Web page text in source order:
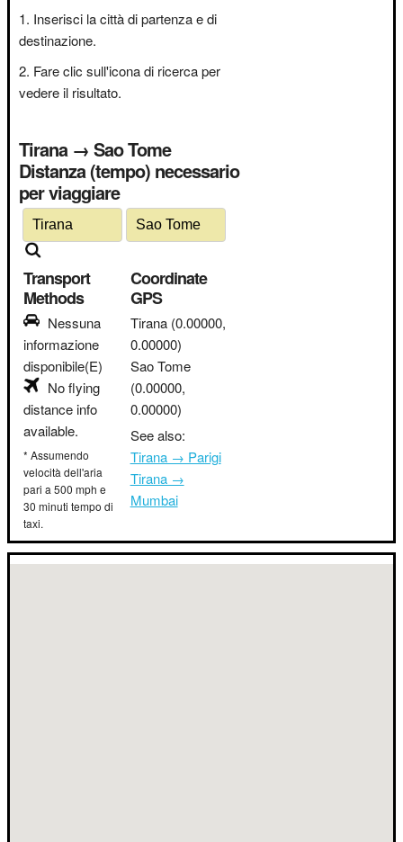
Inserisci la città di partenza e di
destinazione.
Fare clic sull'icona di ricerca per
vedere il risultato.
Tirana → Sao Tome
Distanza (tempo) necessario
per viaggiare
Transport
Methods
Nessuna
informazione
disponibile(E)
No flying
distance info
available.
* Assumendo
velocità dell'aria
pari a 500 mph e
30 minuti tempo di
taxi.
Coordinate
GPS
Tirana (0.00000,
0.00000)
Sao Tome
(0.00000,
0.00000)
See also:
Tirana → Parigi
Tirana →
Mumbai